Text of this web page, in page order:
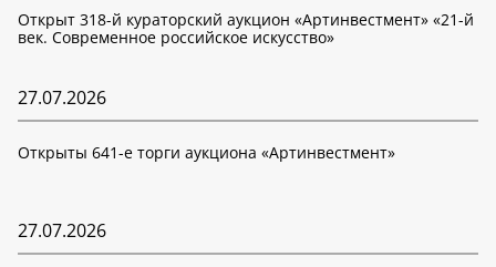
Открыт 318-й кураторский аукцион «Артинвестмент» «21-й
век. Современное российское искусство»
27.07.2026
Открыты 641-е торги аукциона «Артинвестмент»
27.07.2026